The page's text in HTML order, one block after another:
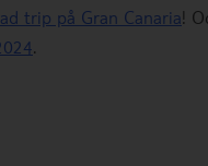
trip på Gran Canaria!
.